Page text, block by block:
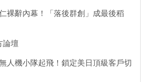
裸辭內幕！「落後群創」成最後稻
論壇
人機小隊起飛！鎖定美日頂級客戶切